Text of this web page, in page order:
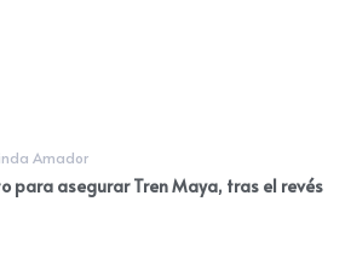
Amador
para asegurar Tren Maya, tras el revés